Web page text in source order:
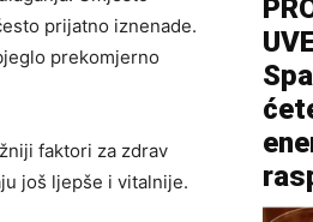
prijatno iznenade.
prekomjerno
faktori za zdrav
još ljepše i vitalnije.